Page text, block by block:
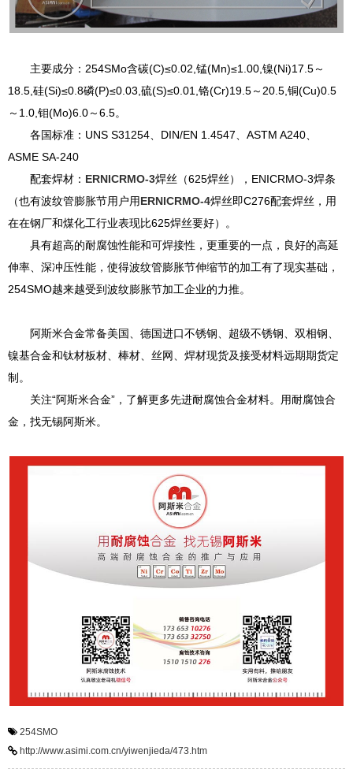
主要成分：254SMo含碳(C)≤0.02,锰(Mn)≤1.00,镍(Ni)17.5～
18.5,硅(Si)≤0.8磷(P)≤0.03,硫(S)≤0.01,铬(Cr)19.5～20.5,铜(Cu)0.5
～1.0,钼(Mo)6.0～6.5。
各国标准：UNS S31254、DIN/EN 1.4547、ASTM A240、
ASME SA-240
配套焊材： ERNICRMO-3焊丝（625焊丝），ENICRMO-3焊条
（也有波纹管膨胀节用户用ERNICRMO-4焊丝即C276配套焊丝，用
在在钢厂和煤化工行业表现比625焊丝要好）。
具有超高的耐腐蚀性能和可焊接性，更重要的一点，良好的高延
伸率、深冲压性能，使得波纹管膨胀节伸缩节的加工有了现实基础，
254SMO越来越受到波纹膨胀节加工企业的力推。
阿斯米合金常备美国、德国进口不锈钢、超级不锈钢、双相钢、
镍基合金和钛材板材、棒材、丝网、焊材现货及接受材料远期期货定
制。
关注“阿斯米合金”，了解更多先进耐腐蚀合金材料。用耐腐蚀合
金，找无锡阿斯米。
254SMO
http://www.asimi.com.cn/yiwenjieda/473.htm